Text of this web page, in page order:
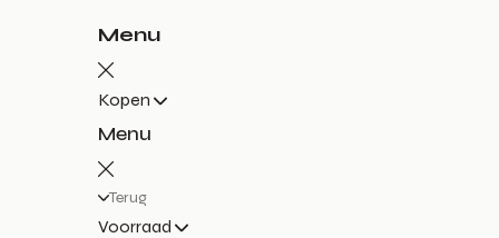
Menu
Kopen
Menu
Terug
Voorraad